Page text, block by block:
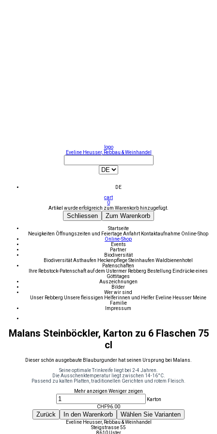
logo
Eveline Heusser, Rebbau & Weinhandel
DE
cart
0
Artikel wurde erfolgreich zum Warenkorb hinzugefügt.
Schliessen Zum Warenkorb
Startseite
Neuigkeiten Öffnungszeiten und FeiertageAnfahrt Kontaktaufnahme Online-Shop
Online-Shop
Events
Partner
Biodiversität
BiodiversitätAsthaufen HeckenpflegeSteinhaufen Waldbienenhotel
Patenschaften
Ihre Rebstock-Patenschaft auf dem Ustermer Rebberg Bestellung Eindrücke eines
Göttitages
Auszeichnungen
Bilder
Wer wir sind
Unser Rebberg Unsere fleissigen Helferinnen und Helfer Eveline Heusser Meine
Familie
Impressum
Malans Steinböckler, Karton zu 6 Flaschen 75
cl
Dieser schön ausgebaute Blauburgunder hat seinen Ursprung bei Malans.
Seine optimale Trinkreife liegt bei 2-4 Jahren.
Die Ausschenktemperatur liegt zwischen 14-16°C.
Passend zu kalten Platten, traditionellen Gerichten und rotem Fleisch.
Mehr anzeigen Weniger zeigen
Karton
CHF96.00
Zurück In den Warenkorb Wählen Sie Varianten
Eveline Heusser, Rebbau & Weinhandel
Steigstrasse 55
8610 Uster